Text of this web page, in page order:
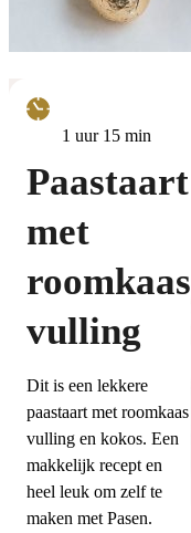
1 uur
uur 15minuten
min
Paastaart
met
roomkaas
vulling
Dit is een lekkere
paastaart met roomkaas
vulling en kokos. Een
makkelijk recept en
heel leuk om zelf te
maken met Pasen.